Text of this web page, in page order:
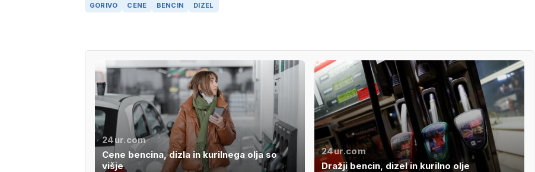
GORIVO CENE BENCIN DIZEL
24ur.com
Cene bencina, dizla in kurilnega olja so
višje
24ur.com
Dražji bencin, dizel in kurilno olje